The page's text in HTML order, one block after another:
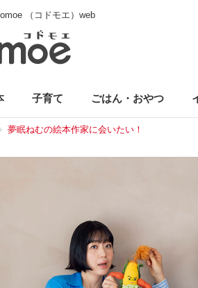
（コドモエ）web
子育て ごはん・おやつ
夢眠ねむの絵本作家に会いたい！